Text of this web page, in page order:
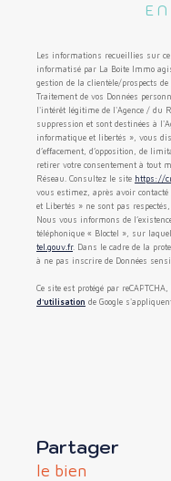
Les informations recueillies sur
informatisé par La Boite Immo
gestion de la clientèle/prospects
Traitement de vos Données
l'intérêt légitime de l'Agence / du
suppression et sont destinées à
informatique et libertés », vous
d’effacement, d’opposition, de
retirer votre consentement à tout
Réseau. Consultez le site https://
vous estimez, après avoir
et Libertés » ne sont pas
Nous vous informons de
téléphonique « Bloctel », sur
tel.gouv.fr. Dans le cadre de la
à ne pas inscrire de Données
Ce site est protégé par reCAPTCHA,
d'utilisation de Google
partager
le bien